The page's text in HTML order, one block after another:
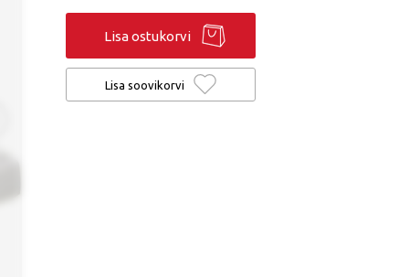
Lisa ostukorvi
Lisa soovikorvi